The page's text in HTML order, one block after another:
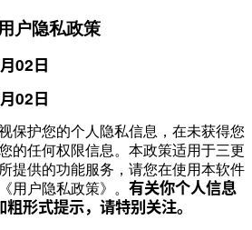
用户隐私政策
02日
02日
保护您的个人隐私信息，在未获得您
的任何权限信息。本政策适用于三更
提供的功能服务，请您在使用本软件
用户隐私政策》。 有关你个人信息
形式提示，请特别关注。